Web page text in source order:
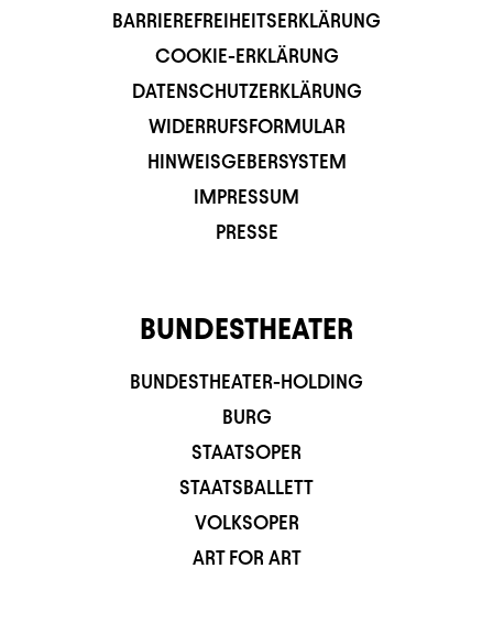
BARRIEREFREIHEITSERKLÄRUNG
COOKIE-ERKLÄRUNG
DATENSCHUTZERKLÄRUNG
WIDERRUFSFORMULAR
HINWEISGEBERSYSTEM
IMPRESSUM
PRESSE
BUNDESTHEATER
BUNDESTHEATER-HOLDING
BURG
STAATSOPER
STAATSBALLETT
VOLKSOPER
ART FOR ART